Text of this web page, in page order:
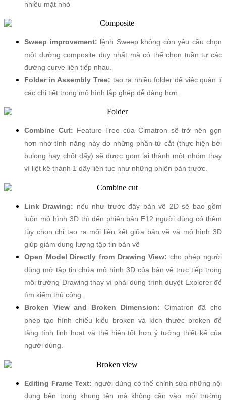
nhiều mặt nhỏ
Sweep improvement: lệnh Sweep không còn yêu cầu chọn
một đường composite duy nhất mà có thể chọn tuần tự các
đường curve liên tiếp nhau.
Folder in Assembly Tree: tạo ra nhiều folder để việc quản lí
các chi tiết trong mô hình lắp ghép dễ dàng hơn.
Combine Cut: Feature Tree của Cimatron sẽ trở nên gọn
hơn nhờ tính năng này do những phần tử cắt (thực hiện bởi
bulong hay chốt đẩy) sẽ được gom lại thành một nhóm thay
vì liệt kê thành 1 dãy liên tục như những phiên bản trước.
Link Drawing: nếu như trước đây bản vẽ 2D sẽ bao gồm
luôn mô hình 3D thì đến phiên bản E12 người dùng có thêm
tùy chọn chỉ tạo ra mối liên kết giữa bản vẽ và mô hình 3D
giúp giảm dung lượng tập tin bản vẽ
Open Model Directly from Drawing View: cho phép người
dùng mở tập tin chứa mô hình 3D của bản vẽ trực tiếp trong
môi trường Drawing thay vì phải dùng trình duyệt Explorer để
tìm kiếm thủ công.
Broken View and Broken Dimension: Cimatron đã cho
phép tạo hình chiếu kiểu broken và kích thước broken để
tăng tính linh hoạt và thể hiện tốt hơn ý tưởng thiết kế của
người dùng.
Editing Frame Text: người dùng có thể chỉnh sửa những nội
dung bên trong khung tên mà không cần vào môi trường